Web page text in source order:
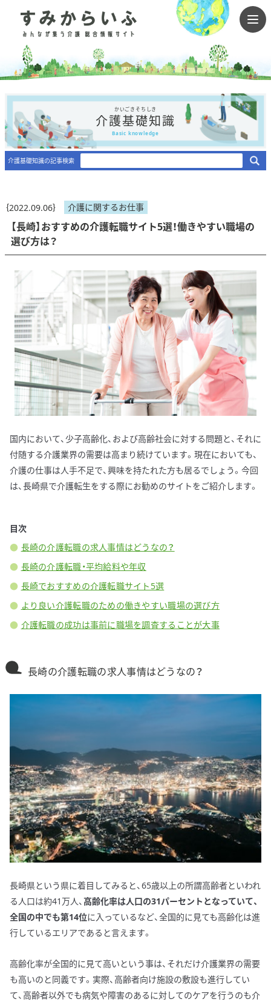
かいごきそちしき
介護基礎知識
Basic knowledge
介護基礎知識の記事検索
｛2022.09.06｝ 介護に関するお仕事
【長崎】おすすめの介護転職サイト5選！働きやすい職場の
選び方は？
国内において、少子高齢化、および高齢社会に対する問題と、それに
付随する介護業界の需要は高まり続けています。現在においても、
介護の仕事は人手不足で、興味を持たれた方も居るでしょう。今回
は、長崎県で介護転生をする際にお勧めのサイトをご紹介します。
目次
長崎の介護転職の求人事情はどうなの？
長崎の介護転職・平均給料や年収
長崎でおすすめの介護転職サイト5選
より良い介護転職のための働きやすい職場の選び方
介護転職の成功は事前に職場を調査することが大事
長崎の介護転職の求人事情はどうなの？
長崎県という県に着目してみると、65歳以上の所謂高齢者といわれ
る人口は約41万人、高齢化率は人口の31パーセントとなっていて、
全国の中でも第14位に入っているなど、全国的に見ても高齢化は進
行しているエリアであると言えます。
高齢化率が全国的に見て高いという事は、それだけ介護業界の需要
も高いのと同義です。実際、高齢者向け施設の敷設も進行してい
て、高齢者以外でも病気や障害のあるに対してのケアを行うのも介